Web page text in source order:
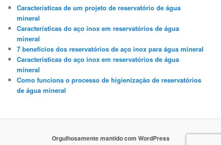
Características de um projeto de reservatório de água
mineral
Características do aço inox em reservatórios de água
mineral
7 benefícios dos reservatórios de aço inox para água mineral
Características do aço inox em reservatórios de água
mineral
Como funciona o processo de higienização de reservatórios
de água mineral
Orgulhosamente mantido com WordPress